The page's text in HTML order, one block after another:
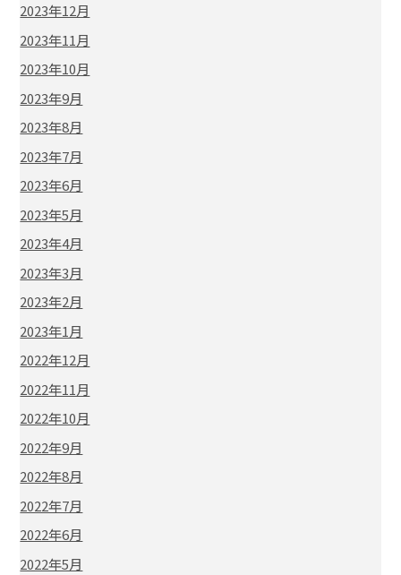
2023年12月
2023年11月
2023年10月
2023年9月
2023年8月
2023年7月
2023年6月
2023年5月
2023年4月
2023年3月
2023年2月
2023年1月
2022年12月
2022年11月
2022年10月
2022年9月
2022年8月
2022年7月
2022年6月
2022年5月